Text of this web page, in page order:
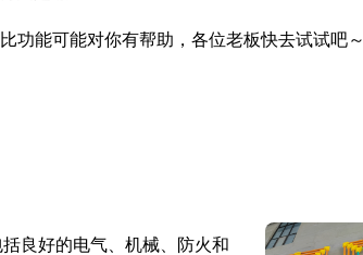
功能可能对你有帮助，各位老板快去试试吧～
良好的电气、机械、防火和